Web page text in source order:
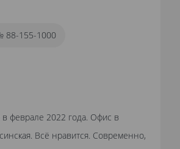
88-155-1000
в феврале 2022 года. Офис в
Всё нравится. Современно,